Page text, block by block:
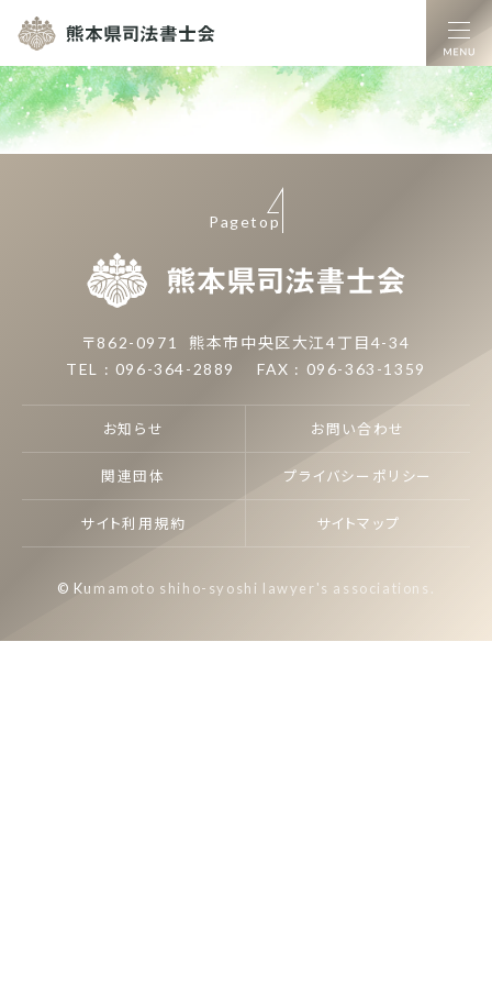
熊本県司法書士
〒862-0971
熊本市中央区大江4丁目4-34
TEL : 096-364-2889
FAX : 096-363-1359
お知らせ お問い合わせ
関連団体 プライバシーポリシー
サイト利用規約 サイトマップ
Pagetop
© Kumamoto shiho-syoshi lawyer's associations.